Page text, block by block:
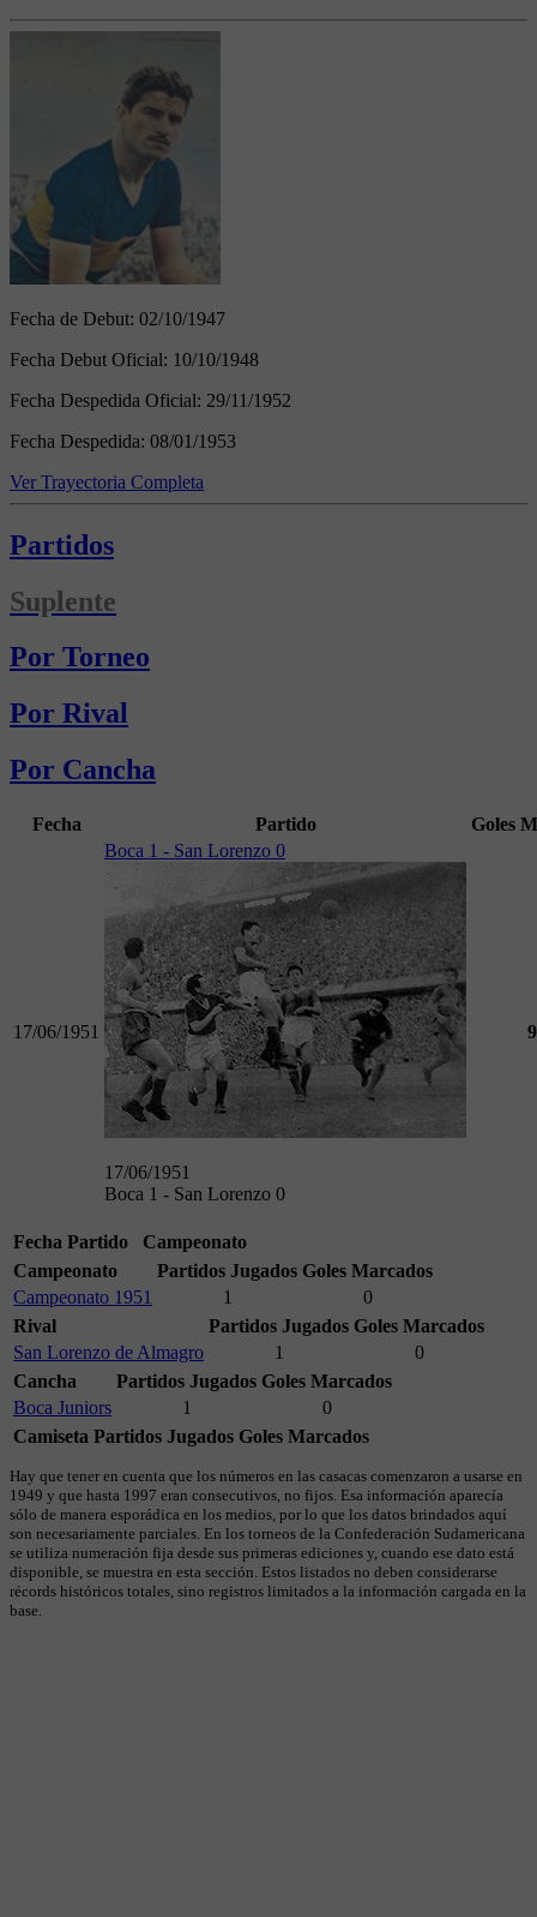
Fecha de Debut: 02/10/1947
Fecha Debut Oficial: 10/10/1948
Fecha Despedida Oficial: 29/11/1952
Fecha Despedida: 08/01/1953
Ver Trayectoria Completa
Partidos
Suplente
Por Torneo
Por Rival
Por Cancha
Fecha Partido Goles
17/06/1951
Boca 1 - San Lorenzo 0
17/06/1951
Boca 1 - San Lorenzo 0
Fecha Partido
Campeonato
Campeonato
Partidos Jugados Goles Marcados
Campeonato 1951
1
0
Rival
Partidos Jugados Goles Marcados
San Lorenzo de Almagro
1
0
Cancha
Partidos Jugados Goles Marcados
Boca Juniors
1
0
Camiseta Partidos Jugados Goles Marcados
Hay que tener en cuenta que los números en las casacas comenzaron a usarse en
1949 y que hasta 1997 eran consecutivos, no fijos. Esa información aparecía
sólo de manera esporádica en los medios, por lo que los datos brindados aquí
son necesariamente parciales. En los torneos de la Confederación Sudamericana
se utiliza numeración fija desde sus primeras ediciones y, cuando ese dato está
disponible, se muestra en esta sección. Estos listados no deben considerarse
récords históricos totales, sino registros limitados a la información cargada en la
base.